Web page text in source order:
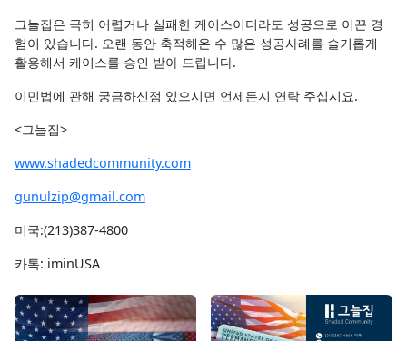
그늘집은 극히 어렵거나 실패한 케이스이더라도 성공으로 이끈 경
험이 있습니다. 오랜 동안 축적해온 수 많은 성공사례를 슬기롭게
활용해서 케이스를 승인 받아 드립니다.
이민법에 관해 궁금하신점 있으시면 언제든지 연락 주십시요.
<그늘집>
www.shadedcommunity.com
gunulzip@gmail.com
미국:(213)387-4800
카톡: iminUSA